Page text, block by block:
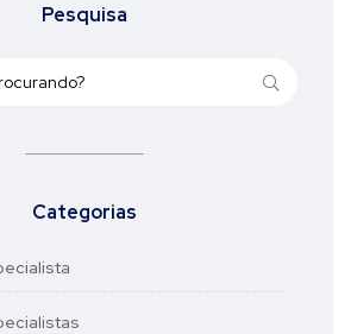
Pesquisa
Categorias